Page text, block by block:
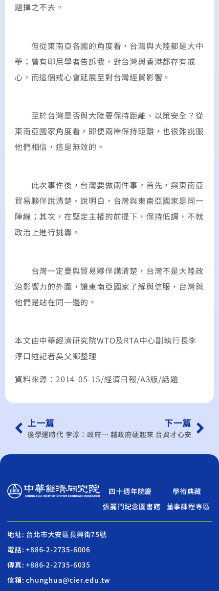
題揮之不去。
但從東南亞各國的角度看，台灣與大陸都是大中
華；曾有印尼學者告訴我，對台灣與香港都存有戒
心，而這個戒心會延展至對台灣經貿影響。
至於台灣是否與大陸要保持距離、以策安全？從
東南亞國家角度看，即便兩岸保持距離，也很難說服
他們相信，這是無效的。
此次事件後，台灣要做兩件事。首先，與東南亞
貿易夥伴說清楚、說明白，台灣與東南亞國家是同一
陣線；其次，在堅定主權的前提下，保持低調，不就
政治上進行挑釁。
台灣一定要與貿易夥伴講清楚，台灣不是大陸政
治影響力的外圍，讓東南亞國家了解與信服，台灣與
他們是站在同一邊的。
本文由中華經濟研究院WTO及RTA中心副執行長李
淳口述記者吳父鄉整理
資料來源：2014-05-15/經濟日報/A3版/話題
上一篇
後學運時代 李淳：政府快恢復民眾信心
下一篇
越政府硬起來 台資才心安
四十週年院慶
學術典藏
張麗門紀念圖書館
董事課程專區
地址: 台北市大安區長興街75號
電話: +886-2-2735-6006
傳真: +886-2-2735-6035
信箱: chunghua@cier.edu.tw